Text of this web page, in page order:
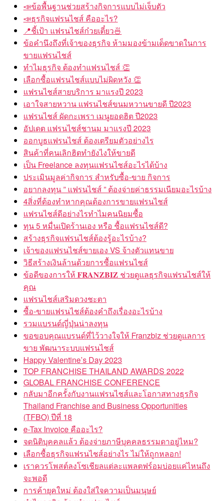
📣ข้อพื้นฐานช่วยสร้างกิจการแบบไม่เจ็บตัว
📣ธุรกิจแฟรนไชส์ คืออะไร?
📍ชี้เป้า แฟรนไชส์ก๋วยเตี๋ยว🍜
ข้อคำนึงถึงที่เจ้าของธุรกิจ ห้ามมองข้ามเด็ดขาดในการ
ขายแฟรนไชส์
ทำไมธุรกิจ ต้องทำแฟรนไชส์ 👏
เลือกซื้อแฟรนไชส์แบบไม่ผิดหวัง 👏
แฟรนไชส์สายบริการ มาแรงปี 2023
เอาใจสายหวาน แฟรนไชส์ขนมหวานขายดี ปี2023
แฟรนไชส์ ผัดกะเพรา เมนูยอดฮิต ปี2023
อัปเดต แฟรนไชส์ชานม มาแรงปี 2023
ออกบูธแฟรนไชส์ ต้องเตรียมตัวอย่างไร
สินค้าที่คนเลิกฮิตทำยังไงให้ขายดี
เป็น Freelance ลงทุนแฟรนไชส์อะไรได้บ้าง
ประเมินมูลค่ากิจการ สำหรับซื้อ-ขาย กิจการ
อยากลงทุน ” แฟรนไชส์ ” ต้องจ่ายค่าธรรมเนียมอะไรบ้าง
4สิ่งที่ต้องทำหากคุณต้องการขายแฟรนไชส์
แฟรนไชส์ดีอย่างไรทำไมคนนิยมซื้อ
ทุน 5 หมื่นเปิดร้านเอง หรือ ซื้อแฟรนไชส์ดี?
สร้างธุรกิจแฟรนไชส์ต้องรู้อะไรบ้าง?
เจ้าของแฟรนไชส์ขายเอง VS จ้างตัวแทนขาย
วิธีสร้างเงินล้านด้วยการซื้อแฟรนไชส์
ข้อดีของการให้ 𝐅𝐑𝐀𝐍𝐙𝐁𝐈𝐙 ช่วยดูแลธุรกิจแฟรนไชส์ให้
คุณ
แฟรนไชส์เสริมดวงชะตา
ซื้อ-ขายแฟรนไชส์ต้องคำถึงเรื่องอะไรบ้าง
รวมแบรนด์ญี่ปุ่นน่าลงทุน
ขอขอบคุณแบรนด์ที่ไว้วางใจให้ Franzbiz ช่วยดูแลการ
ขาย พัฒนาระบบแฟรนไชส์
Happy Valentine’s Day 2023
TOP FRANCHISE THAILAND AWARDS 2022
GLOBAL FRANCHISE CONFERENCE
กลับมาอีกครั้งกับงานแฟรนไชส์และโอกาสทางธุรกิจ
Thailand Franchise and Business Opportunities
(TFBO) ปีที่ 18
e-Tax Invoice คืออะไร?
จดนิติบุคคลแล้ว ต้องจ่ายภาษีบุคคลธรรมดาอยู่ไหม?
เลือกซื้อธุรกิจแฟรนไชส์อย่างไร ไม่ให้ถูกหลอก!
เราควรโพสต์ลงโซเชียลแต่ละแพลตฟร์อมบ่อยแค่ไหนถึง
จะพอดี
การค้ายุคใหม่ ต้องใส่ใจความเป็นมนุษย์